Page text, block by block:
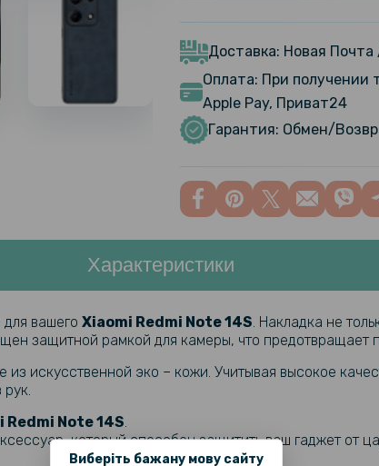
Виберіть бажану мову сайту
Hydrogel
Transparent
Hydrogel
заднюю
Защитное
Xiaomi
Xiaomi
Защитное
Доставка: Новая Почта
Оплата: При получении
Apple Pay, Приват24
Гарантия: Обмен/
Характеристики
вашего Xiaomi Redmi Note 14S . Накладка не
защитной рамкой для камеры, что предотвращает
искусственной эко – кожи. Учитывая высокое
Redmi Note 14S
который способен защитить ваш гаджет от